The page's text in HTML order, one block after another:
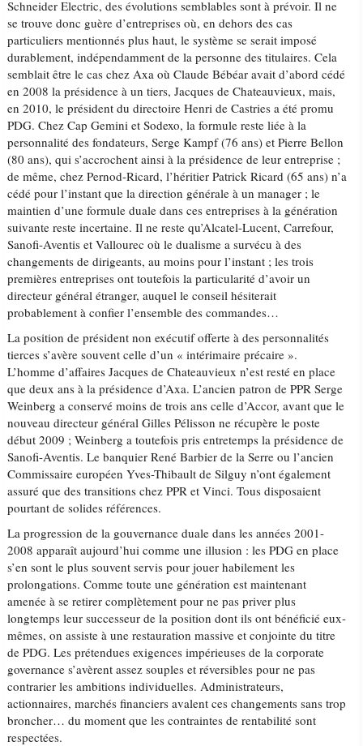
Schneider Electric, des évolutions semblables sont à prévoir. Il ne
se trouve donc guère d’entreprises où, en dehors des cas
particuliers mentionnés plus haut, le système se serait imposé
durablement, indépendamment de la personne des titulaires. Cela
semblait être le cas chez Axa où Claude Bébéar avait d’abord cédé
en 2008 la présidence à un tiers, Jacques de Chateauvieux, mais,
en 2010, le président du directoire Henri de Castries a été promu
PDG. Chez Cap Gemini et Sodexo, la formule reste liée à la
personnalité des fondateurs, Serge Kampf (76 ans) et Pierre Bellon
(80 ans), qui s’accrochent ainsi à la présidence de leur entreprise ;
de même, chez Pernod-Ricard, l’héritier Patrick Ricard (65 ans) n’a
cédé pour l’instant que la direction générale à un manager ; le
maintien d’une formule duale dans ces entreprises à la génération
suivante reste incertaine. Il ne reste qu’Alcatel-Lucent, Carrefour,
Sanofi-Aventis et Vallourec où le dualisme a survécu à des
changements de dirigeants, au moins pour l’instant ; les trois
premières entreprises ont toutefois la particularité d’avoir un
directeur général étranger, auquel le conseil hésiterait
probablement à confier l’ensemble des commandes…
La position de président non exécutif offerte à des personnalités
tierces s’avère souvent celle d’un « intérimaire précaire ».
L’homme d’affaires Jacques de Chateauvieux n’est resté en place
que deux ans à la présidence d’Axa. L’ancien patron de PPR Serge
Weinberg a conservé moins de trois ans celle d’Accor, avant que le
nouveau directeur général Gilles Pélisson ne récupère le poste
début 2009 ; Weinberg a toutefois pris entretemps la présidence de
Sanofi-Aventis. Le banquier René Barbier de la Serre ou l’ancien
Commissaire européen Yves-Thibault de Silguy n’ont également
assuré que des transitions chez PPR et Vinci. Tous disposaient
pourtant de solides références.
La progression de la gouvernance duale dans les années 2001-
2008 apparaît aujourd’hui comme une illusion : les PDG en place
s’en sont le plus souvent servis pour jouer habilement les
prolongations. Comme toute une génération est maintenant
amenée à se retirer complètement pour ne pas priver plus
longtemps leur successeur de la position dont ils ont bénéficié eux-
mêmes, on assiste à une restauration massive et conjointe du titre
de PDG. Les prétendues exigences impérieuses de la corporate
governance s’avèrent assez souples et réversibles pour ne pas
contrarier les ambitions individuelles. Administrateurs,
actionnaires, marchés financiers avalent ces changements sans trop
broncher… du moment que les contraintes de rentabilité sont
respectées.